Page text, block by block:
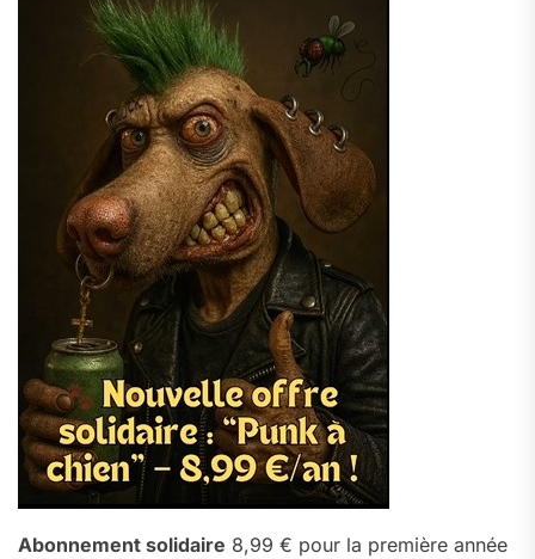
Abonnement solidaire 8,99 € pour la première année